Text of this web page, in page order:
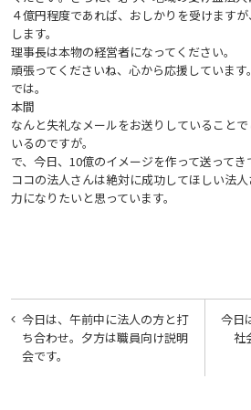
４億円程度であれば、おしかりを受けます
します。
理事長は本物の経営者になってください。
頑張ってくださいね、心から応援しています
では。
本間
なんと失礼なメールをお送りしていること
いるのですが。
で、今日、10億のイメージを作って送ってき
ココの法人さんは絶対に成功してほしい法人
力になりたいと思っています。
投
稿
ナ
今日
社
今日は、午前中に法人の方と打
ち合わせ。夕方は職員向け説明
会です。